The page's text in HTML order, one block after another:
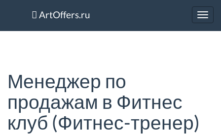
ArtOffers.ru
Менеджер по
продажам в Фитнес
клуб (Фитнес-тренер)